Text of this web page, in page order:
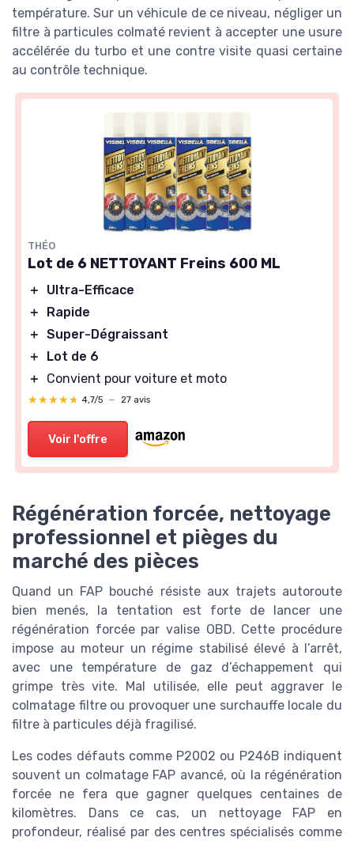
température. Sur un véhicule de ce niveau, négliger un
filtre à particules colmaté revient à accepter une usure
accélérée du turbo et une contre visite quasi certaine
au contrôle technique.
THÉO
Lot de 6 NETTOYANT Freins 600 ML
＋
Ultra-Efficace
＋
Rapide
＋ Super-Dégraissant
＋
Lot de 6
＋
Convient pour voiture et moto
★★★★★
★★★★★ 4,7/5 — 27 avis
Voir l'offre
Régénération forcée, nettoyage
professionnel et pièges du
marché des pièces
Quand un FAP bouché résiste aux trajets autoroute
bien menés, la tentation est forte de lancer une
régénération forcée par valise OBD. Cette procédure
impose au moteur un régime stabilisé élevé à l’arrêt,
avec une température de gaz d’échappement qui
grimpe très vite. Mal utilisée, elle peut aggraver le
colmatage filtre ou provoquer une surchauffe locale du
filtre à particules déjà fragilisé.
Les codes défauts comme P2002 ou P246B indiquent
souvent un colmatage FAP avancé, où la régénération
forcée ne fera que gagner quelques centaines de
kilomètres. Dans ce cas, un nettoyage FAP en
profondeur, réalisé par des centres spécialisés comme